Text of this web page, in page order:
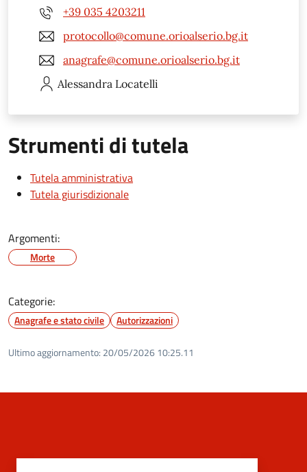
+39 035 4203211
protocollo@comune.orioalserio.bg.it
anagrafe@comune.orioalserio.bg.it
Alessandra Locatelli
Strumenti di tutela
Tutela amministrativa
Tutela giurisdizionale
Argomenti:
Morte
Categorie:
Anagrafe e stato civile Autorizzazioni
Ultimo aggiornamento: 20/05/2026 10:25.11